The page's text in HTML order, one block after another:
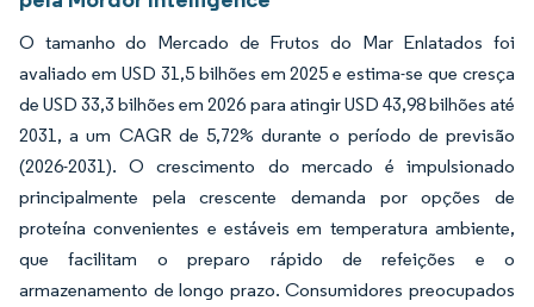
O tamanho do Mercado de Frutos do Mar Enlatados foi
avaliado em USD 31,5 bilhões em 2025 e estima-se que cresça
de USD 33,3 bilhões em 2026 para atingir USD 43,98 bilhões até
2031, a um CAGR de 5,72% durante o período de previsão
(2026-2031). O crescimento do mercado é impulsionado
principalmente pela crescente demanda por opções de
proteína convenientes e estáveis em temperatura ambiente,
que facilitam o preparo rápido de refeições e o
armazenamento de longo prazo. Consumidores preocupados